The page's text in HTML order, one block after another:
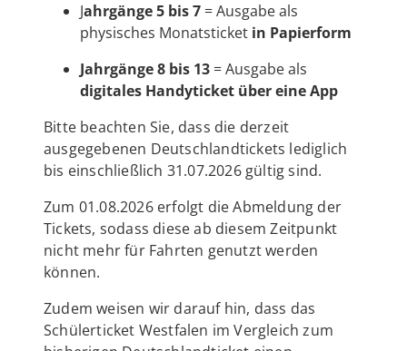
Jahrgänge 5 bis 7 = Ausgabe als
physisches Monatsticket in Papierform
Jahrgänge 8 bis 13 = Ausgabe als
digitales Handyticket über eine App
Bitte beachten Sie, dass die derzeit
ausgegebenen Deutschlandtickets lediglich
bis einschließlich 31.07.2026 gültig sind.
Zum 01.08.2026 erfolgt die Abmeldung der
Tickets, sodass diese ab diesem Zeitpunkt
nicht mehr für Fahrten genutzt werden
können.
Zudem weisen wir darauf hin, dass das
Schülerticket Westfalen im Vergleich zum